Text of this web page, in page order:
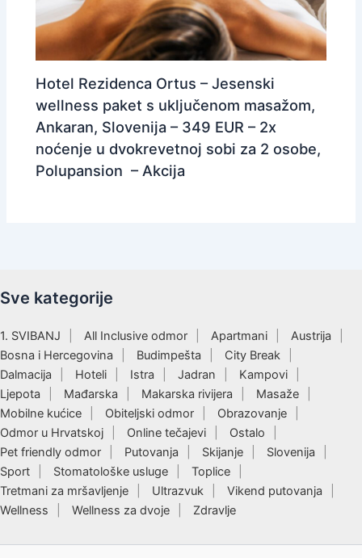
Hotel Rezidenca Ortus – Jesenski
wellness paket s uključenom masažom,
Ankaran, Slovenija – 349 EUR – 2x
noćenje u dvokrevetnoj sobi za 2 osobe,
Polupansion – Akcija
Sve kategorije
1. SVIBANJ All Inclusive odmor Apartmani
Austrija
Bosna i Hercegovina
Budimpešta
City Break
Dalmacija
Hoteli Istra Jadran
Kampovi
Ljepota
Mađarska Makarska rivijera
Masaže
Mobilne kućice
Obiteljski odmor
Obrazovanje
Odmor u Hrvatskoj
Online tečajevi
Ostalo
Pet friendly odmor
Putovanja Skijanje
Slovenija
Sport
Stomatološke usluge
Toplice
Tretmani za mršavljenje
Ultrazvuk
Vikend putovanja
Wellness
Wellness za dvoje Zdravlje